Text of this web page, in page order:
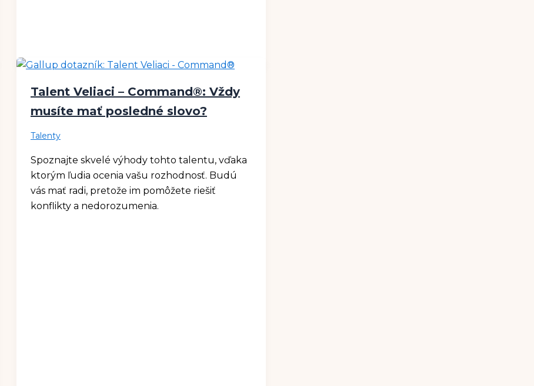
Talent Veliaci – Command®: Vždy
musíte mať posledné slovo?
Talenty
Spoznajte skvelé výhody tohto talentu, vďaka
ktorým ľudia ocenia vašu rozhodnosť. Budú
vás mať radi, pretože im pomôžete riešiť
konflikty a nedorozumenia.